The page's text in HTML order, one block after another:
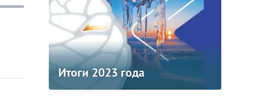
Итоги 2023 года